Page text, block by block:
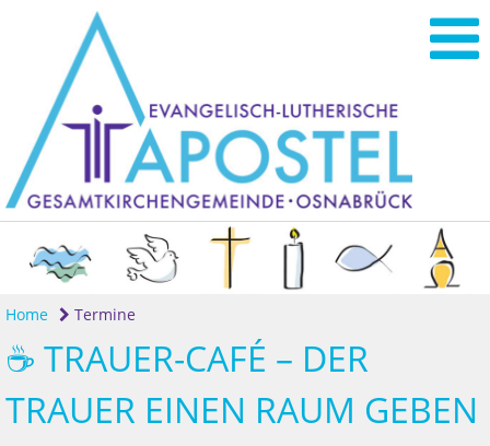
Home Termine
☕ TRAUER-CAFÉ – DER
TRAUER EINEN RAUM GEBEN